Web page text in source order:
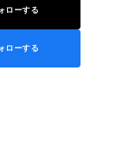
ローする
ローする